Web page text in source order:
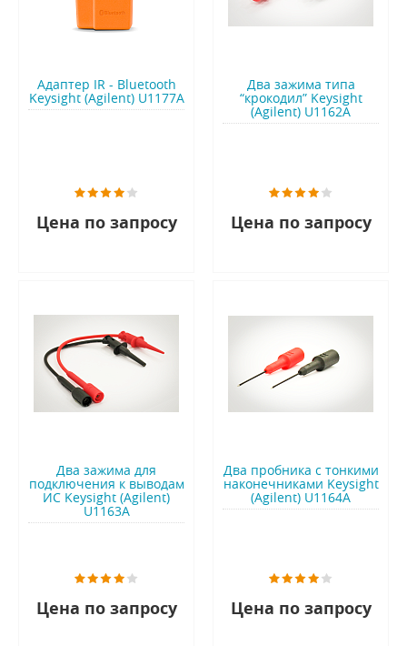
Адаптер IR - Bluetooth
Keysight (Agilent) U1177A
Цена по запросу
Два зажима типа
“крокодил” Keysight
(Agilent) U1162A
Цена по запросу
Два зажима для
подключения к выводам
ИС Keysight (Agilent)
U1163A
Цена по запросу
Два пробника с тонкими
наконечниками Keysight
(Agilent) U1164A
Цена по запросу